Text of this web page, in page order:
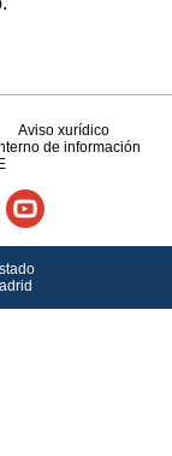
Aviso xurídico
de información